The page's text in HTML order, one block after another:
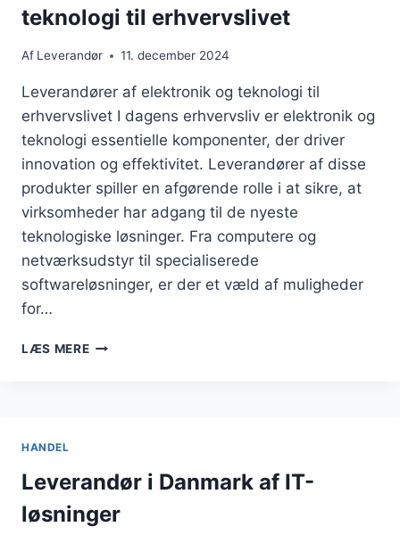
teknologi til erhvervslivet
Af Leverandør 11. december 2024
Leverandører af elektronik og teknologi til
erhvervslivet I dagens erhvervsliv er elektronik og
teknologi essentielle komponenter, der driver
innovation og effektivitet. Leverandører af disse
produkter spiller en afgørende rolle i at sikre, at
virksomheder har adgang til de nyeste
teknologiske løsninger. Fra computere og
netværksudstyr til specialiserede
softwareløsninger, er der et væld af muligheder
for…
LÆS MERELEVERANDØRER
HANDEL
Leverandør i Danmark af IT-
løsninger